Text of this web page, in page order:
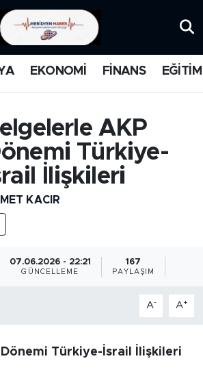
EKONOMİ FİNANS EĞİTİM
AKP
Türkiye-
İlişkileri
KACIR
07.06.2026 - 22:21
GÜNCELLEME
167
PAYLAŞIM
A- A+
Türkiye-İsrail İlişkileri
Vakitleri
Durumu ve Fikstür